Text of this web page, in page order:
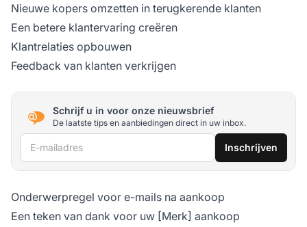
Nieuwe kopers omzetten in terugkerende klanten
Een betere klantervaring creëren
Klantrelaties opbouwen
Feedback van klanten verkrijgen
Schrijf u in voor onze nieuwsbrief
De laatste tips en aanbiedingen direct in uw inbox.
E-mailadres Inschrijven
Onderwerpregel voor e-mails na aankoop
Een teken van dank voor uw [Merk] aankoop